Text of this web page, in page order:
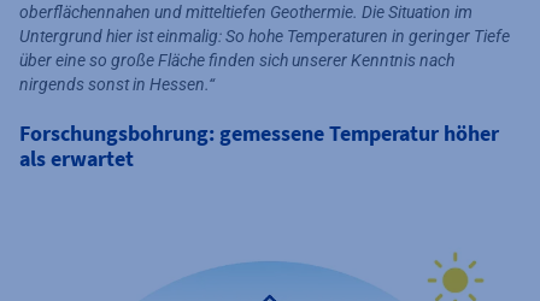
oberflächennahen und mitteltiefen Geothermie. Die Situation im
Untergrund hier ist einmalig: So hohe Temperaturen in geringer Tiefe
über eine so große Fläche finden sich unserer Kenntnis nach
nirgends sonst in Hessen.“
Forschungsbohrung: gemessene Temperatur höher
als erwartet